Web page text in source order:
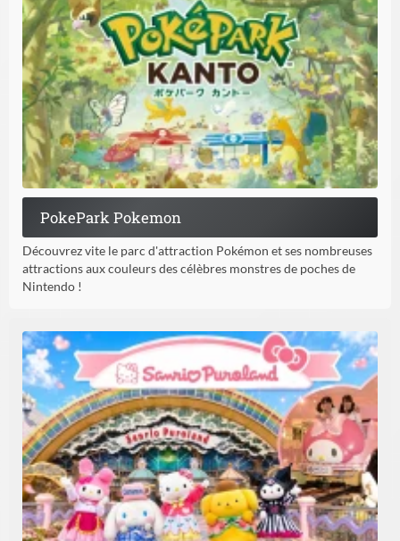
PokePark Pokemon
Découvrez vite le parc d'attraction Pokémon et ses nombreuses
attractions aux couleurs des célèbres monstres de poches de
Nintendo !